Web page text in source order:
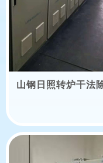
山钢日照转炉干法